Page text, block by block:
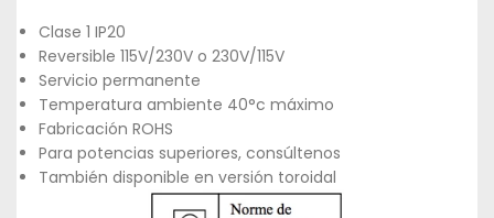
Clase 1 IP20
Reversible 115V/230V o 230V/115V
Servicio permanente
Temperatura ambiente 40°c máximo
Fabricación ROHS
Para potencias superiores, consúltenos
También disponible en versión toroidal